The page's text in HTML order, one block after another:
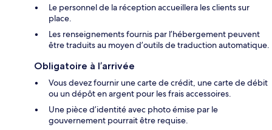
Le personnel de la réception accueillera les clients sur
place.
Les renseignements fournis par l’hébergement peuvent
être traduits au moyen d’outils de traduction automatique.
Obligatoire à l’arrivée
Vous devez fournir une carte de crédit, une carte de débit
ou un dépôt en argent pour les frais accessoires.
Une pièce d’identité avec photo émise par le
gouvernement pourrait être requise.